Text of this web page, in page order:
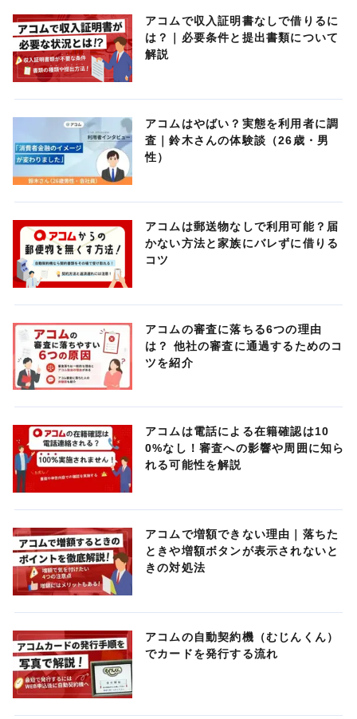
アコムで収入証明書なしで借りるに
は？｜必要条件と提出書類について
解説
アコムはやばい？実態を利用者に調
査｜鈴木さんの体験談（26歳・男
性）
アコムは郵送物なしで利用可能？届
かない方法と家族にバレずに借りる
コツ
アコムの審査に落ちる6つの理由
は？ 他社の審査に通過するためのコ
ツを紹介
アコムは電話による在籍確認は10
0%なし！審査への影響や周囲に知ら
れる可能性を解説
アコムで増額できない理由｜落ちた
ときや増額ボタンが表示されないと
きの対処法
アコムの自動契約機（むじんくん）
でカードを発行する流れ